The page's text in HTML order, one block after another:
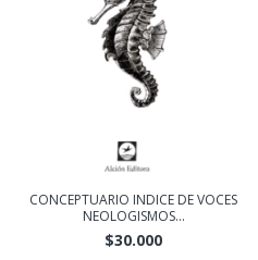
CONCEPTUARIO INDICE DE VOCES
NEOLOGISMOS...
$30.000